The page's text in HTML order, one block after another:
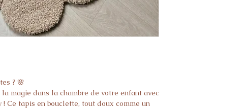
? 🌸
magie dans la chambre de votre enfant avec
Ce tapis en bouclette, tout doux comme un